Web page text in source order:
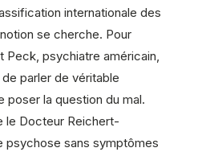
internationale des
se cherche. Pour
Peck, psychiatre américain,
parler de véritable
poser la question du mal.
le Docteur Reichert-
psychose sans symptômes